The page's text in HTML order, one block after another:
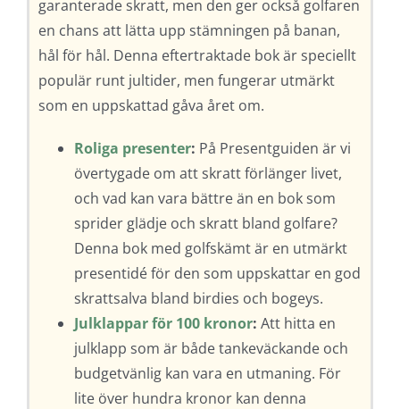
garanterade skratt, men den ger också golfaren
en chans att lätta upp stämningen på banan,
hål för hål. Denna eftertraktade bok är speciellt
populär runt jultider, men fungerar utmärkt
som en uppskattad gåva året om.
Roliga presenter: På Presentguiden är vi
övertygade om att skratt förlänger livet,
och vad kan vara bättre än en bok som
sprider glädje och skratt bland golfare?
Denna bok med golfskämt är en utmärkt
presentidé för den som uppskattar en god
skrattsalva bland birdies och bogeys.
Julklappar för 100 kronor: Att hitta en
julklapp som är både tankeväckande och
budgetvänlig kan vara en utmaning. För
lite över hundra kronor kan denna